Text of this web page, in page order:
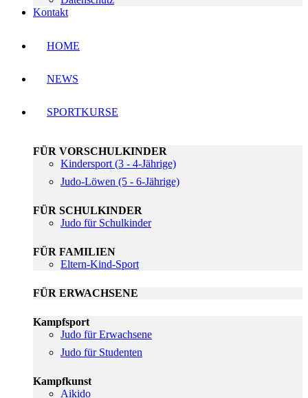
Kontakt
HOME
NEWS
SPORTKURSE
FÜR VORSCHULKINDER
Kindersport (3 - 4-Jährige)
Judo-Löwen (5 - 6-Jährige)
FÜR SCHULKINDER
Judo für Schulkinder
FÜR FAMILIEN
Eltern-Kind-Sport
FÜR ERWACHSENE
Kampfsport
Judo für Erwachsene
Judo für Studenten
Kampfkunst
Aikido